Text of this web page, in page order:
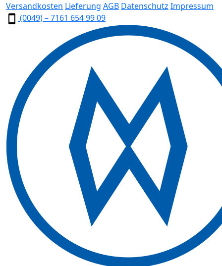
Versandkosten Lieferung AGB Datenschutz Impressum
(0049) – 7161 654 99 09